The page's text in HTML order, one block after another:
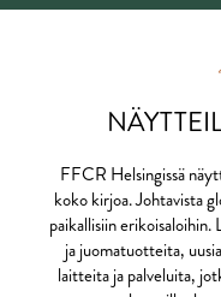
FFCR Helsingissä
koko kirjoa. Johtavista
paikallisiin
ja juomatuotteita,
laitteita ja palveluita,